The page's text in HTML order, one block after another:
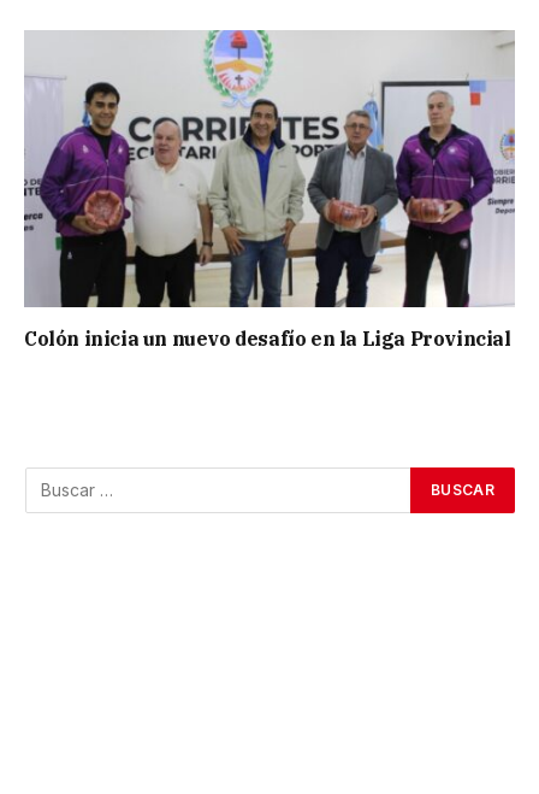
Colón inicia un nuevo desafío en la Liga Provincial